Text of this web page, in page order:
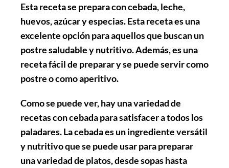
Esta receta se prepara con cebada, leche,
huevos, azúcar y especias. Esta receta es una
excelente opción para aquellos que buscan un
postre saludable y nutritivo. Además, es una
receta fácil de preparar y se puede servir como
postre o como aperitivo.
Como se puede ver, hay una variedad de
recetas con cebada para satisfacer a todos los
paladares. La cebada es un ingrediente versátil
y nutritivo que se puede usar para preparar
una variedad de platos, desde sopas hasta